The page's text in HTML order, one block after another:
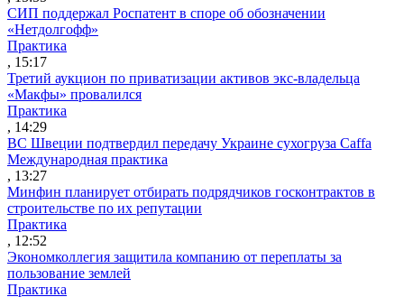
СИП поддержал Роспатент в споре об обозначении
«Нетдолгофф»
Практика
, 15:17
Третий аукцион по приватизации активов экс-владельца
«Макфы» провалился
Практика
, 14:29
ВС Швеции подтвердил передачу Украине сухогруза Caffa
Международная практика
, 13:27
Минфин планирует отбирать подрядчиков госконтрактов в
строительстве по их репутации
Практика
, 12:52
Экономколлегия защитила компанию от переплаты за
пользование землей
Практика